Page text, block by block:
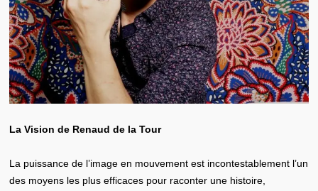
La Vision de Renaud de la Tour
La puissance de l’image en mouvement est incontestablement l’un
des moyens les plus efficaces pour raconter une histoire,